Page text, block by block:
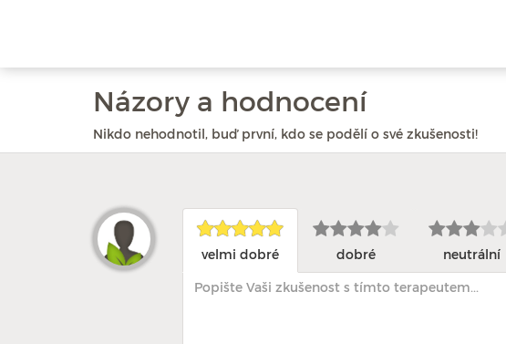
Názory a hodnocení
Nikdo nehodnotil, buď první, kdo se podělí o své zkušenosti!
velmi dobré dobré neutrální